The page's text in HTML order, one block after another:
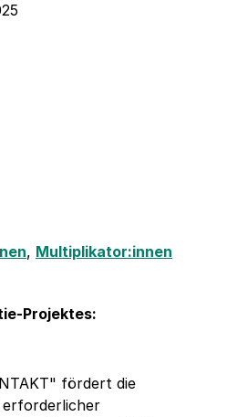
, Multiplikator:innen
Projektes:
fördert die
erforderlicher